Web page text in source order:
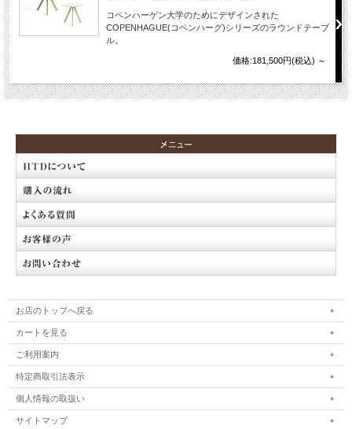
コペンハーゲン大学のためにデザインされた
COPENHAGUE(コペンハーグ)シリーズのラウンドテーブ
ル。
価格:181,500円(税込) ～
お店のトップへ戻る
カートを見る
ご利用案内
特定商取引法表示
個人情報の取扱い
サイトマップ